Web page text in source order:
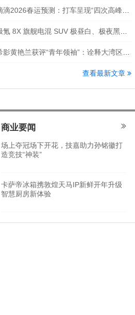
查看最新文章
商业要闻
场上夺冠场下开花，技嘉助力孙铭徽打
造竞技“神装”
卡萨帝冰箱携敦煌天马IP新鲜开年升级
智慧厨房新体验